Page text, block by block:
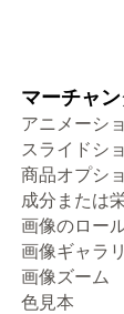
マーチャ
アニメーシ
スライドシ
商品オプシ
成分または
画像のロー
画像ギャラ
画像ズーム
色見本